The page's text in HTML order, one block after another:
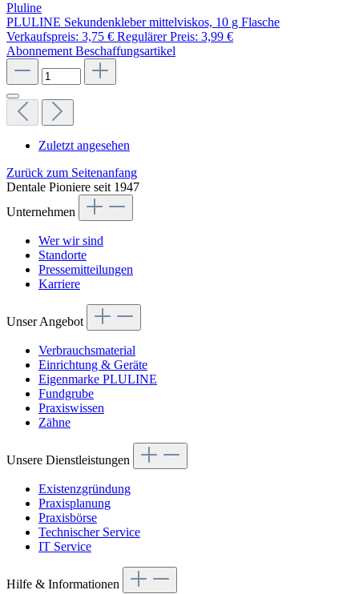
Pluline
PLULINE Sekundenkleber mittelviskos, 10 g Flasche
Verkaufspreis: 3,75 € Regulärer Preis: 3,99 €
Abonnement Beschaffungsartikel
Zuletzt angesehen
Zurück zum Seitenanfang
Dentale Pioniere seit 1947
Unternehmen
Wer wir sind
Standorte
Pressemitteilungen
Karriere
Unser Angebot
Verbrauchsmaterial
Einrichtung & Geräte
Eigenmarke PLULINE
Fundgrube
Praxiswissen
Zähne
Unsere Dienstleistungen
Existenzgründung
Praxisplanung
Praxisbörse
Technischer Service
IT Service
Hilfe & Informationen